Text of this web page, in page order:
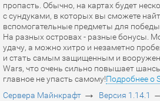
пропасть. Обычно, на картах будет
с сундуками, в которых вы сможете
вспомогательные предметы для
На разных островах - разные бонусы.
удачу, а можно хитро и незаметно
и стать самым защищенным и
Wars, что очень сильно повышает
главное не упасть самому!Подробнее о
Сервера Майнкрафт → Версия 1.14.1